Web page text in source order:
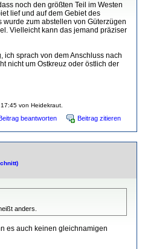
noch den größten Teil im Westen
lief und auf dem Gebiet des
zum abstellen von Güterzügen
Vielleicht kann das jemand präziser
ich sprach von dem Anschluss nach
nicht um Ostkreuz oder östlich der
von Heidekraut.
beantworten Beitrag zitieren
anders.
es auch keinen gleichnamigen